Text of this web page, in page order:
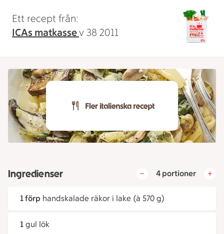
Ett recept från:
ICAs matkassev 38 2011
Ingredienser 4 portioner
1 förp handskalade räkor i lake (à 570 g)
1 gul lök